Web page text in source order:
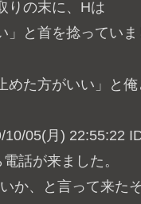
りの末に、Hは
と首を捻っていま
た方がいい」と
05(月) 22:55:22
話が来ました。
か、と言って来たそ